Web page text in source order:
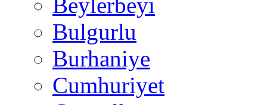
Bulgurlu
Burhaniye
Cumhuriyet